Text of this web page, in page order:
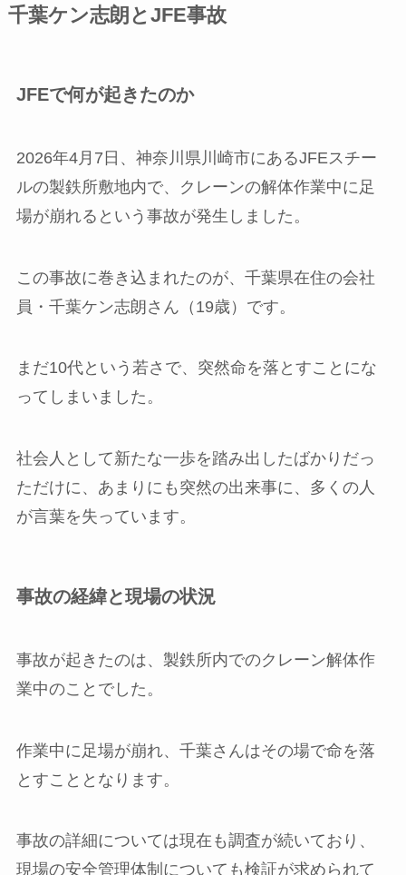
千葉ケン志朗とJFE事故
JFEで何が起きたのか
2026年4月7日、神奈川県川崎市にあるJFEスチー
ルの製鉄所敷地内で、クレーンの解体作業中に足
場が崩れるという事故が発生しました。
この事故に巻き込まれたのが、千葉県在住の会社
員・千葉ケン志朗さん（19歳）です。
まだ10代という若さで、突然命を落とすことにな
ってしまいました。
社会人として新たな一歩を踏み出したばかりだっ
ただけに、あまりにも突然の出来事に、多くの人
が言葉を失っています。
事故の経緯と現場の状況
事故が起きたのは、製鉄所内でのクレーン解体作
業中のことでした。
作業中に足場が崩れ、千葉さんはその場で命を落
とすこととなります。
事故の詳細については現在も調査が続いており、
現場の安全管理体制についても検証が求められて